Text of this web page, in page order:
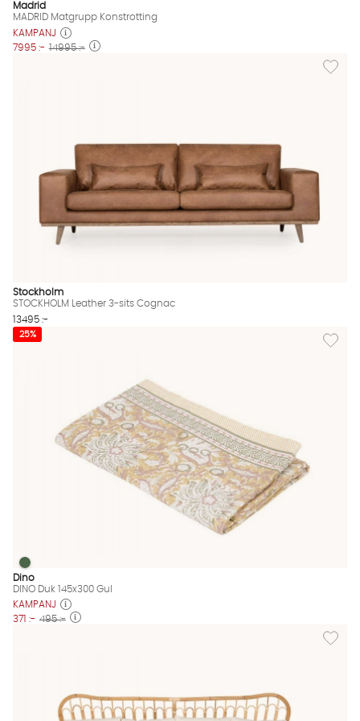
Madrid
MADRID Matgrupp Konstrotting
KAMPANJ
7995 :- 14995 :-
Lägg
Stockholm
STOCKHOLM Leather 3-sits Cognac
13495 :-
Lägg
25%
DINO Duk 145x300 Gul Finns även i dessa färger:
DINO Duk 145x300 Gul
Dino
DINO Duk 145x300 Gul
KAMPANJ
371 :- 495 :-
Lägg till